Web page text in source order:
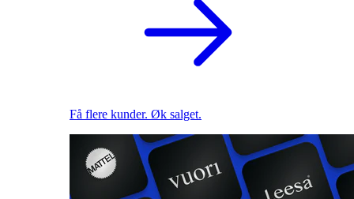
Få flere kunder. Øk salget.